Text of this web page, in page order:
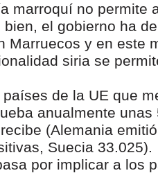
marroquí no permite
el gobierno ha
Marruecos y en este
siria se
de la UE que
anualmente unas
(Alemania
Suecia 33.025).
por implicar a los